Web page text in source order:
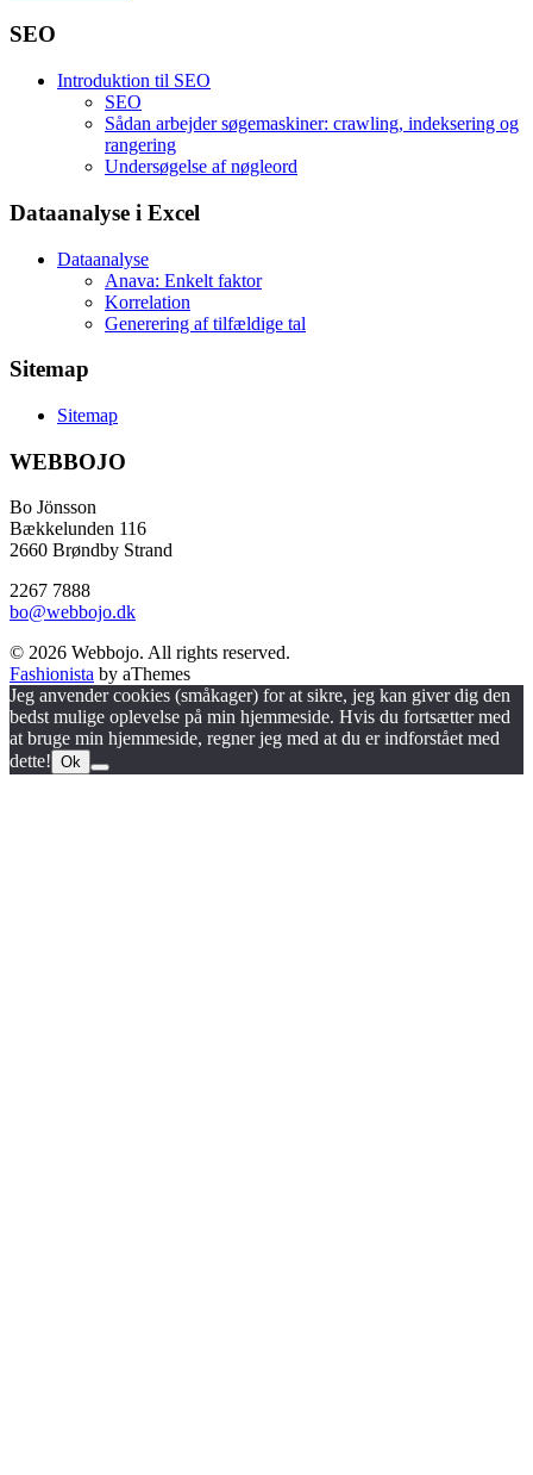
SEO
Introduktion til SEO
SEO
Sådan arbejder søgemaskiner: crawling, indeksering og
rangering
Undersøgelse af nøgleord
Dataanalyse i Excel
Dataanalyse
Anava: Enkelt faktor
Korrelation
Generering af tilfældige tal
Sitemap
Sitemap
WEBBOJO
Bo Jönsson
Bækkelunden 116
2660 Brøndby Strand
2267 7888
bo@webbojo.dk
© 2026 Webbojo. All rights reserved.
Fashionista by aThemes
Jeg anvender cookies (småkager) for at sikre, jeg kan giver dig den
bedst mulige oplevelse på min hjemmeside. Hvis du fortsætter med
at bruge min hjemmeside, regner jeg med at du er indforstået med
dette! Ok